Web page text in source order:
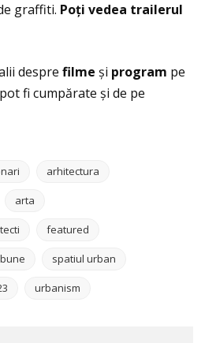
graffiti. Poţi vedea trailerul
despre filme și program pe
fi cumpărate și de pe
arhitectura
arta
featured
spatiul urban
urbanism